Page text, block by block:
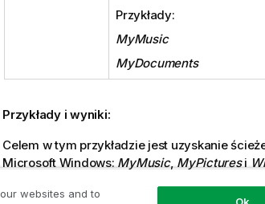
Przykłady:
MyMusic
MyDocuments
Przykłady i wyniki:
Celem w tym przykładzie jest uzyskanie
Microsoft Windows: MyMusic, MyPicturesi
websites and to